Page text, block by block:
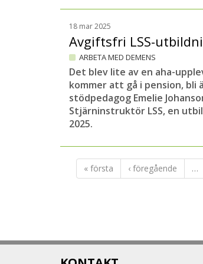
18 mar 2025
Avgiftsfri LSS-
ARBETA MED DEMENS
Det blev lite av en aha-
kommer att gå i pension, bli
stödpedagog Emelie
Stjärninstruktör LSS, en
2025.
« första ‹ föregående …